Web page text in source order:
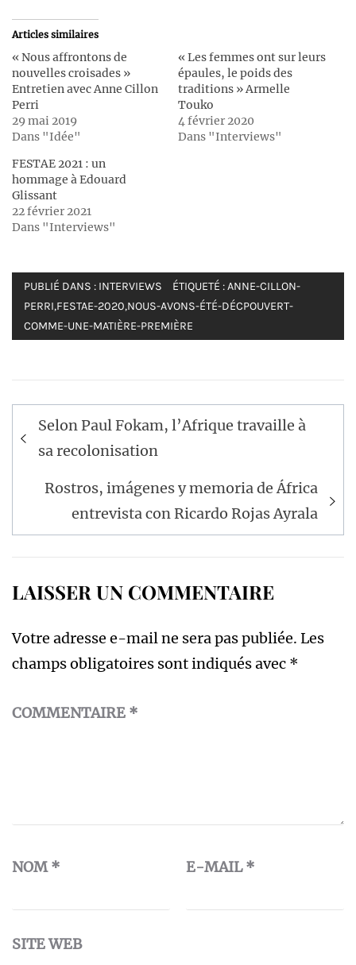
dans
une
nouvelle
dans
une
nouvelle
Articles similaires
« Nous affrontons de
nouvelles croisades »
Entretien avec Anne Cillon
Perri
29 mai 2019
Dans "Idée"
« Les femmes ont sur leurs
épaules, le poids des
traditions » Armelle
Touko
4 février 2020
Dans "Interviews"
FESTAE 2021 : un
hommage à Edouard
Glissant
22 février 2021
Dans "Interviews"
PUBLIÉ DANS : INTERVIEWS ÉTIQUETÉ :ANNE-CILLON-
PERRI,FESTAE-2020,NOUS-AVONS-ÉTÉ-DÉCPOUVERT-
COMME-UNE-MATIÈRE-PREMIÈRE
Navigation
de
Selon Paul Fokam, l’Afrique travaille à
sa recolonisation
Rostros, imágenes y memoria de África
entrevista con Ricardo Rojas Ayrala
LAISSER UN COMMENTAIRE
Votre adresse e-mail ne sera pas publiée. Les
champs obligatoires sont indiqués avec *
COMMENTAIRE *
NOM* E-MAIL*
SITE WEB